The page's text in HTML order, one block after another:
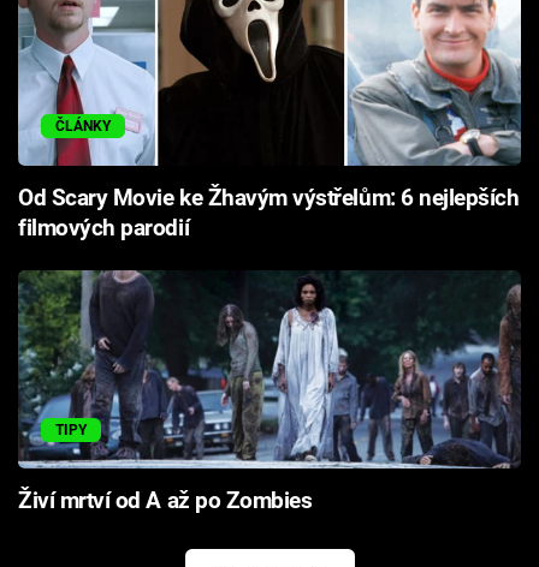
ČLÁNKY
Od Scary Movie ke Žhavým výstřelům: 6 nejlepších
filmových parodií
TIPY
Živí mrtví od A až po Zombies